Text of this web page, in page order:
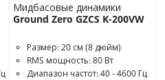
Мидбасовые динамики
Ground Zero GZCS K-200VW
Размер: 20 см (8 дюйм)
RMS мощность: 80 Вт
Диапазон частот: 40 - 4600 Гц